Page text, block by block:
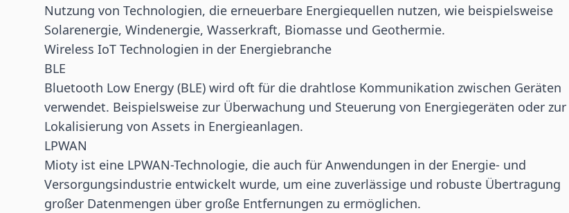
Nutzung von Technologien, die erneuerbare Energiequellen nutzen, wie beispielsweise
Solarenergie, Windenergie, Wasserkraft, Biomasse und Geothermie.
Wireless IoT Technologien in der Energiebranche
BLE
Bluetooth Low Energy (BLE) wird oft für die drahtlose Kommunikation zwischen Geräten
verwendet. Beispielsweise zur Überwachung und Steuerung von Energiegeräten oder zur
Lokalisierung von Assets in Energieanlagen.
LPWAN
Mioty ist eine LPWAN-Technologie, die auch für Anwendungen in der Energie- und
Versorgungsindustrie entwickelt wurde, um eine zuverlässige und robuste Übertragung
großer Datenmengen über große Entfernungen zu ermöglichen.